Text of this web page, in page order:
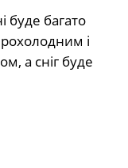
буде багато
і
а сніг буде